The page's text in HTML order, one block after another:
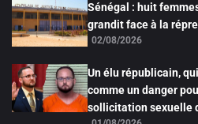
Sénégal : huit
grandit face à la
02/08/2026
Un élu républicain,
comme un danger
sollicitation sexuelle